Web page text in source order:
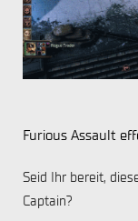
Furious Assault
Seid Ihr bereit,
Captain?